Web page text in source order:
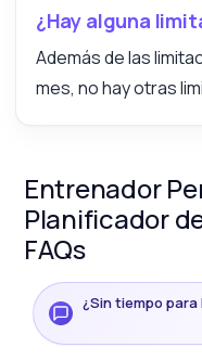
¿Hay alguna
Además de las
mes, no hay otras
Entrenador
Planificador
FAQs
¿Sin tiempo